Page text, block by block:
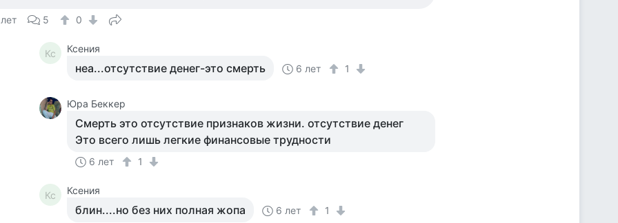
5 0
Кс Ксения
неа...отсутствие денег-это смерть 6 лет 1
Юра Беккер
Смерть это отсутствие признаков жизни. отсутствие денег
Это всего лишь легкие финансовые трудности
6 лет 1
Кс Ксения
блин....но без них полная жопа 6 лет 1